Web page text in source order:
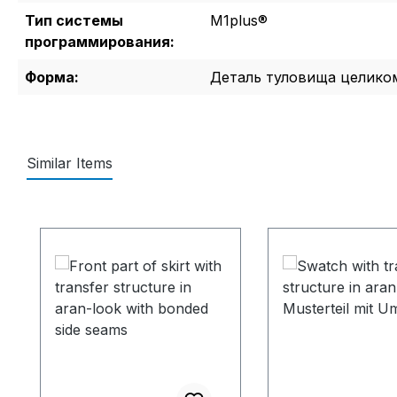
Тип системы
программирования:
M1plus®
Форма: Деталь туловища
Similar Items